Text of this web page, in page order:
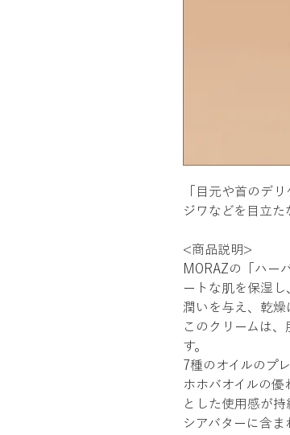
「目元や首のデ
ジワなどを目立た
<商品説明>
MORAZの「ハー
ートな肌を保湿し
潤いを与え、乾燥
このクリームは
す。
7種のオイルのプ
ホホバオイルの
とした使用感が持
シアバターに含